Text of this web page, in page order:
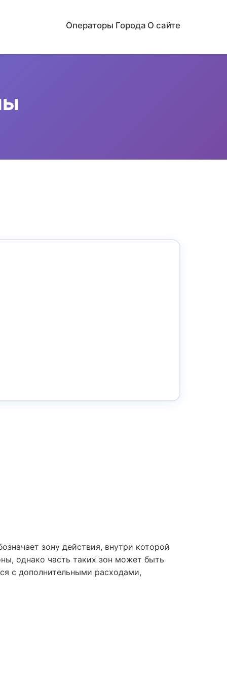
Операторы Города О сайте
зону действия, внутри которой
однако часть таких зон может быть
с дополнительными расходами,